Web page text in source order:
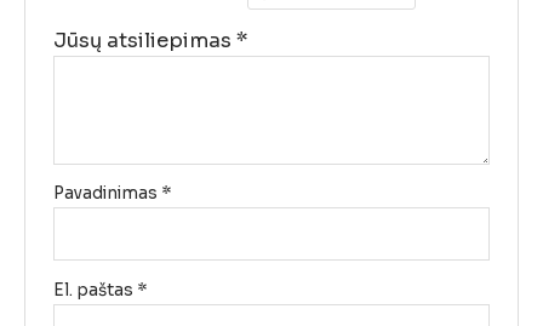
Jūsų atsiliepimas *
Pavadinimas *
El. paštas *